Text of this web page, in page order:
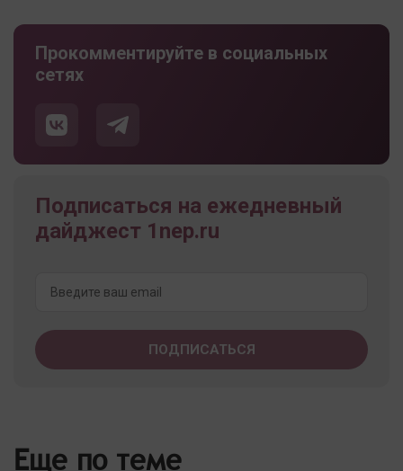
Прокомментируйте в социальных
сетях
Подписаться на ежедневный
дайджест 1nep.ru
Еще по теме